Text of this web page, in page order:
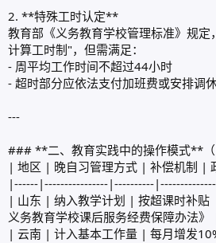
2. **特殊工时认定**
教育部《义务教育学校管理标准》规
计算工时制"，但需满足：
- 周平均工作时间不超过44小时
- 超时部分应依法支付加班费或安排调
---
### **二、教育实践中的操作模式**（
| 地区 | 晚自习管理方式 | 补偿机制 |
|------|----------------|----------
| 山东 | 纳入教学计划 | 按超课时补贴
义务教育学校课后服务经费保障办法》
| 云南 | 计入基本工作量 | 每月增发